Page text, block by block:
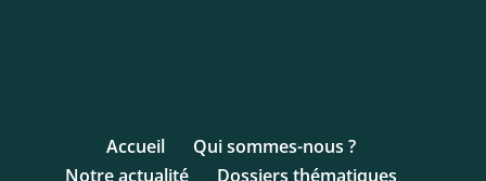
Accueil
Qui sommes-nous ?
Notre actualité
Dossiers thématiques